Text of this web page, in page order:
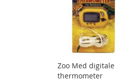
Zoo Med digitale
thermometer